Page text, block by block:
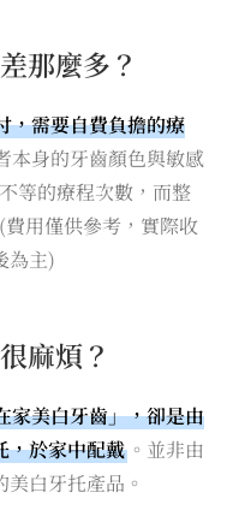
那麼多？
，需要自費負擔的療
本身的牙齒顏色與敏感
等的療程次數，而整
用僅供參考，實際收
為主)
麻煩？
家美白牙齒」，卻是由
，於家中配戴 。並非由
白牙托產品。